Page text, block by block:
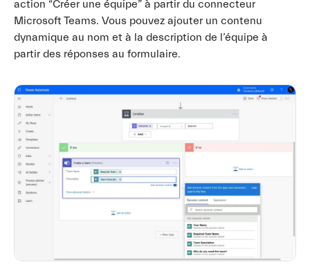
action “Créer une équipe” à partir du connecteur
Microsoft Teams. Vous pouvez ajouter un contenu
dynamique au nom et à la description de l’équipe à
partir des réponses au formulaire.